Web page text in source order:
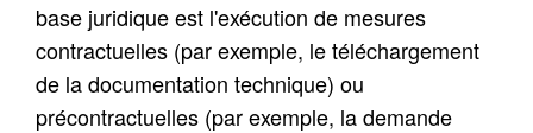
base juridique est l'exécution de mesures
contractuelles (par exemple, le téléchargement
de la documentation technique) ou
précontractuelles (par exemple, la demande